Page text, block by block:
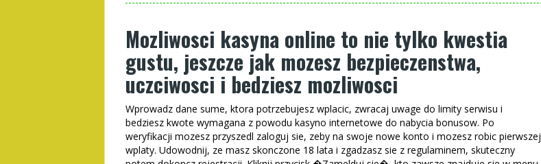
Mozliwosci kasyna online to nie tylko kwestia
gustu, jeszcze jak mozesz bezpieczenstwa,
uczciwosci i bedziesz mozliwosci
Wprowadz dane sume, ktora potrzebujesz wplacic, zwracaj uwage do limity serwisu i
bedziesz kwote wymagana z powodu kasyno internetowe do nabycia bonusow. Po
weryfikacji mozesz przyszedl zaloguj sie, zeby na swoje nowe konto i mozesz robic pierwszej
wplaty. Udowodnij, ze masz skonczone 18 lata i zgadzasz sie z regulaminem, skuteczny